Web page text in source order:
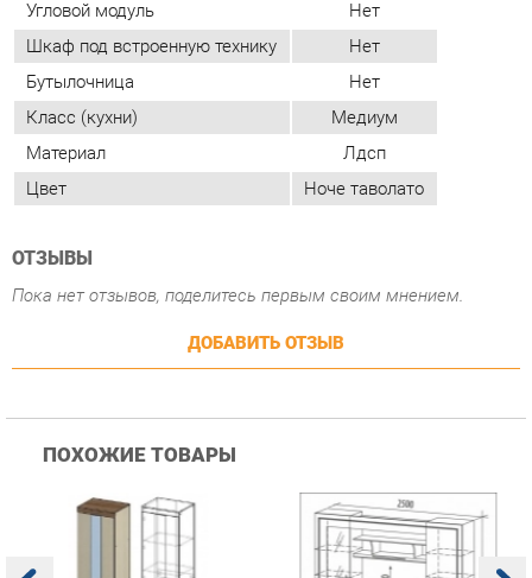
Материал
Лдсп
Цвет Ноче таволато
ОТЗЫВЫ
Пока нет отзывов, поделитесь первым своим мнением.
ДОБАВИТЬ ОТЗЫВ
ПОХОЖИЕ ТОВАРЫ
Атлантида-2 Венге-дуб
Гостиная Витра
Симфония 7.10